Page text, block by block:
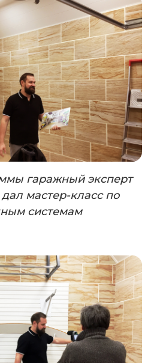
гаражный эксперт
мастер-класс по
системам